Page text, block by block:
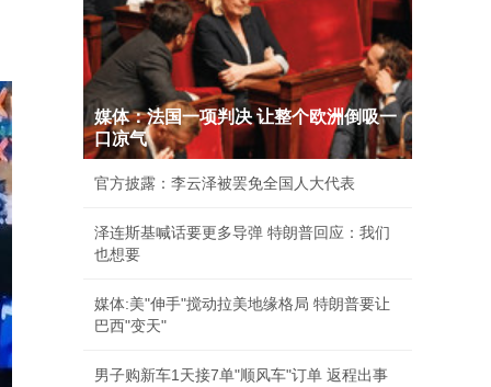
媒体：法国一项判决 让整个欧洲倒吸一
口凉气
官方披露：李云泽被罢免全国人大代表
泽连斯基喊话要更多导弹 特朗普回应：我们
也想要
媒体:美"伸手"搅动拉美地缘格局 特朗普要让
巴西"变天"
男子购新车1天接7单"顺风车"订单 返程出事